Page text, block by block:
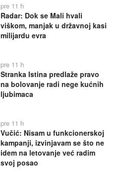
pre 11 h
Radar: Dok se Mali hvali
viškom, manjak u državnoj kasi
milijardu evra
pre 11 h
Stranka Istina predlaže pravo
na bolovanje radi nege kućnih
ljubimaca
pre 11 h
Vučić: Nisam u funkcionerskoj
kampanji, izvinjavam se što ne
idem na letovanje već radim
svoj posao